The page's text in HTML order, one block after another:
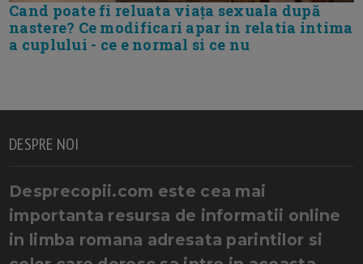
Cand poate fi reluata viața sexuala după
nastere? Ce modificari apar in relatia intima
a cuplului - ce e normal si ce nu
DESPRE NOI
Desprecopii.com este cea mai
importanta resursa de informatii online
in limba romana adresata parintilor si